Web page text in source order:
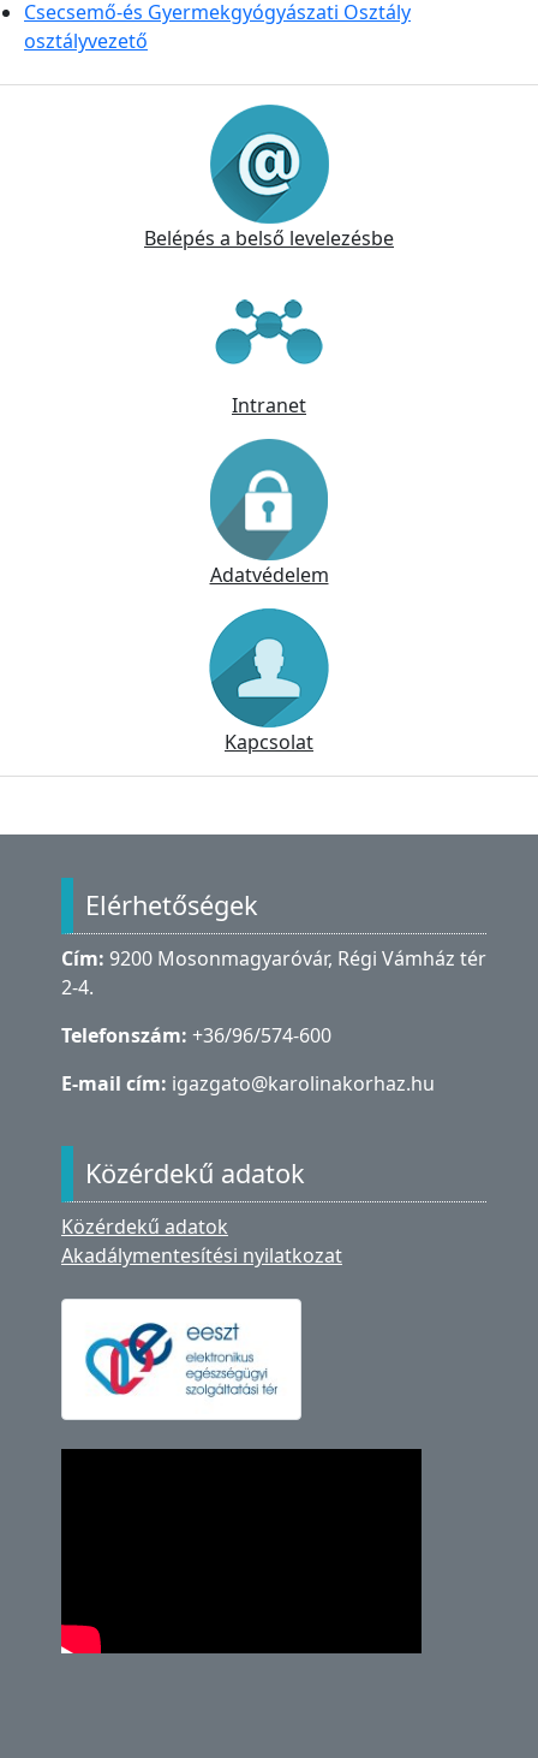
Csecsemő-és Gyermekgyógyászati Osztály
osztályvezető
Belépés a belső levelezésbe
Intranet
Adatvédelem
Kapcsolat
Elérhetőségek
Cím: 9200 Mosonmagyaróvár, Régi Vámház tér
2-4.
Telefonszám: +36/96/574-600
E-mail cím: igazgato@karolinakorhaz.hu
Közérdekű adatok
Közérdekű adatok
Akadálymentesítési nyilatkozat